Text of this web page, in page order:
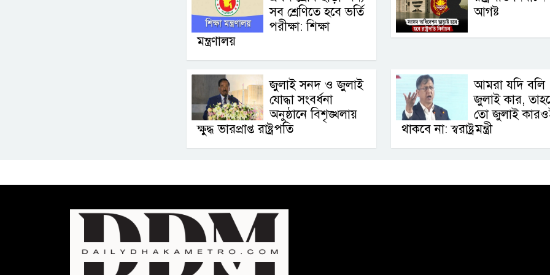
সব শ্রেণিতে হবে ভর্তি
পরীক্ষা: শিক্ষা
মন্ত্রণালয়
আগষ্ট
জুলাই সনদ ও জুলাই
যোদ্ধা সংবর্ধনা
অনুষ্ঠানে বিশৃঙ্খলায়
ক্ষুদ্ধ ভারপ্রাপ্ত রাষ্ট্রপতি
আমরা যদি বলি
জুলাই কার,
তো জুলাই
থাকবে না: স্বরাষ্ট্রমন্ত্রী